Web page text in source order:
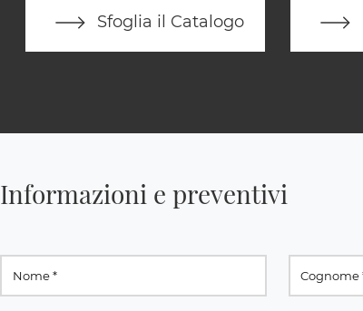
Sfoglia il Catalogo
Informazioni e preventivi